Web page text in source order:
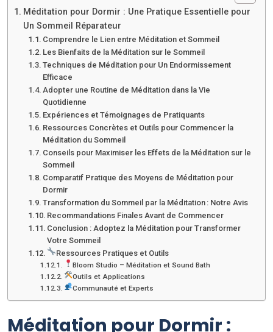
Méditation pour Dormir : Une Pratique Essentielle pour
Un Sommeil Réparateur
Comprendre le Lien entre Méditation et Sommeil
Les Bienfaits de la Méditation sur le Sommeil
Techniques de Méditation pour Un Endormissement
Efficace
Adopter une Routine de Méditation dans la Vie
Quotidienne
Expériences et Témoignages de Pratiquants
Ressources Concrètes et Outils pour Commencer la
Méditation du Sommeil
Conseils pour Maximiser les Effets de la Méditation sur le
Sommeil
Comparatif Pratique des Moyens de Méditation pour
Dormir
Transformation du Sommeil par la Méditation : Notre Avis
Recommandations Finales Avant de Commencer
Conclusion : Adoptez la Méditation pour Transformer
Votre Sommeil
Ressources Pratiques et Outils
Bloom Studio – Méditation et Sound Bath
Outils et Applications
Communauté et Experts
Méditation pour Dormir :